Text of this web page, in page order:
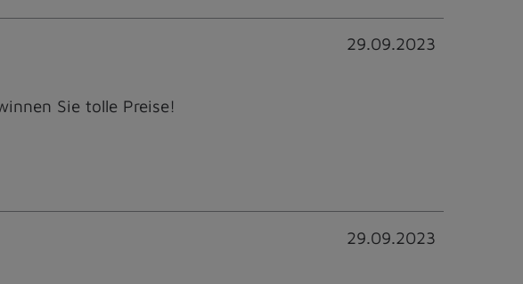
29.09.2023
Sie tolle Preise!
29.09.2023